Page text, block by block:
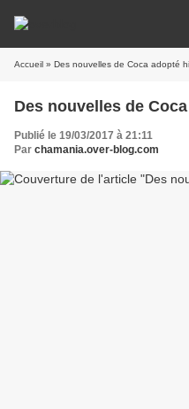
Accueil » Des nouvelles de Coca adopté
Des nouvelles de
Publié le 19/03/2017 à 21:11
Par chamania.over-blog.com